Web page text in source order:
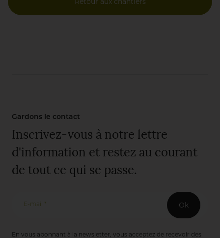
Gardons le contact
Inscrivez-vous à notre lettre
d'information et restez au courant
de tout ce qui se passe.
E-mail * Ok
En vous abonnant à la newsletter, vous acceptez de recevoir des